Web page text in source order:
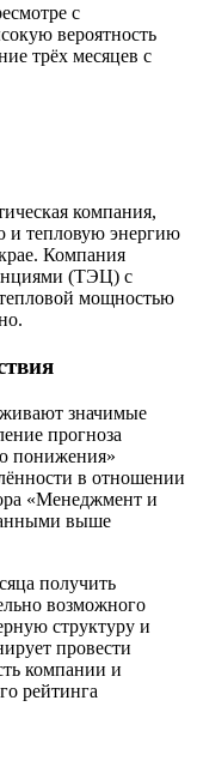
с
вероятность
трёх месяцев с
компания,
и тепловую энергию
Компания
(ТЭЦ) с
мощностью
значимые
прогноза
понижения»
в отношении
«Менеджмент и
выше
получить
возможного
структуру и
провести
компании и
рейтинга